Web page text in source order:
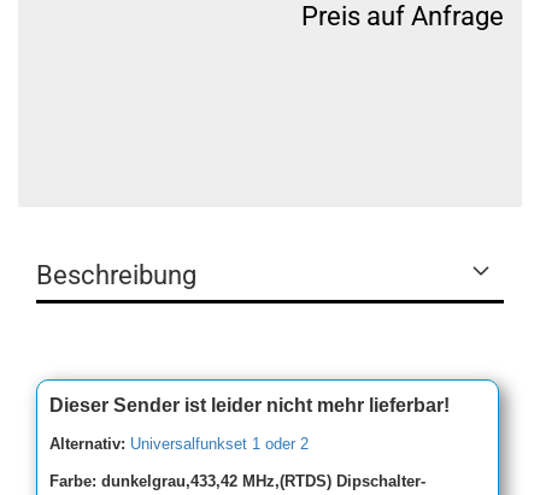
Preis auf Anfrage
Beschreibung
Dieser Sender ist leider nicht mehr lieferbar!
Alternativ: Universalfunkset 1 oder 2
Farbe: dunkelgrau,433,42 MHz,(RTDS) Dipschalter-